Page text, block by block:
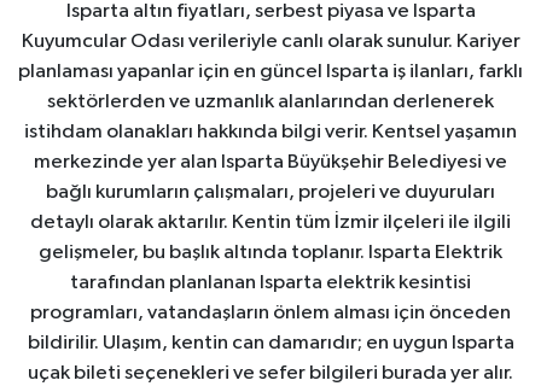
Isparta altın fiyatları, serbest piyasa ve Isparta
Kuyumcular Odası verileriyle canlı olarak sunulur. Kariyer
planlaması yapanlar için en güncel Isparta iş ilanları, farklı
sektörlerden ve uzmanlık alanlarından derlenerek
istihdam olanakları hakkında bilgi verir. Kentsel yaşamın
merkezinde yer alan Isparta Büyükşehir Belediyesi ve
bağlı kurumların çalışmaları, projeleri ve duyuruları
detaylı olarak aktarılır. Kentin tüm İzmir ilçeleri ile ilgili
gelişmeler, bu başlık altında toplanır. Isparta Elektrik
tarafından planlanan Isparta elektrik kesintisi
programları, vatandaşların önlem alması için önceden
bildirilir. Ulaşım, kentin can damarıdır; en uygun Isparta
uçak bileti seçenekleri ve sefer bilgileri burada yer alır.